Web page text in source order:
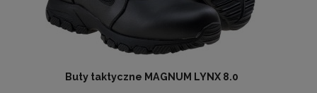
Buty taktyczne MAGNUM LYNX 8.0